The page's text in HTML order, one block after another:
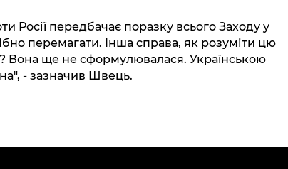
Росії передбачає поразку всього Заходу у
перемагати. Інша справа, як розуміти цю
Вона ще не сформулювалася. Українською
- зазначив Швець.